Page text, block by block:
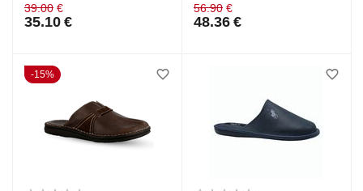
39.00 €
35.10 €
56.90 €
48.36 €
15%